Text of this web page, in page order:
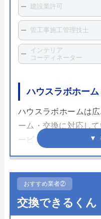
建設業許可
管工事施工管理技士
インテリア
コーディネーター
ハウスラボホー
ハウスラボホームは
ーム・交換に対応し
ービスを展開してい
いて実績がある水ま
れている信頼できる業
10年の施工保証と、
おすすめ業者②
交換できるくん